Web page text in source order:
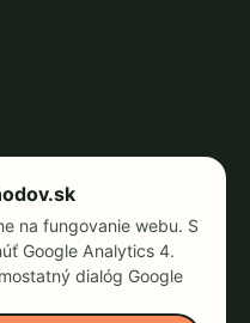
na fungovanie webu. S
Google Analytics 4.
dialóg Google